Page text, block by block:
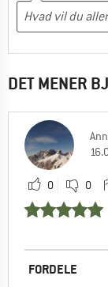
DET MENER
0 0
FORDELE